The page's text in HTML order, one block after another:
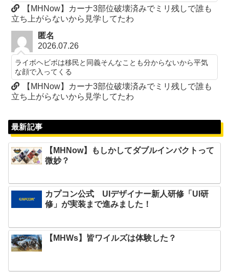
【MHNow】カーナ3部位破壊済みでミリ残しで誰も
立ち上がらないから見学してたわ
匿名
2026.07.26
ライボヘビボは移民と同義そんなことも分からないから平気
な顔で入ってくる
【MHNow】カーナ3部位破壊済みでミリ残しで誰も
立ち上がらないから見学してたわ
最新記事
【MHNow】もしかしてダブルインパクトって
微妙？
カプコン公式 UIデザイナー新人研修「UI研
修」が実装まで進みました！
【MHWs】皆ワイルズは体験した？